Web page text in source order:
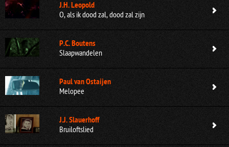
J.H. Leopold
O, als ik dood zal, dood zal zijn
P.C. Boutens
Slaapwandelen
Paul van Ostaijen
Melopee
J.J. Slauerhoff
Bruiloftslied